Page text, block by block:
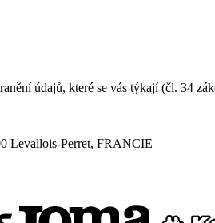
údajů, které se vás týkají (čl. 34
Levallois-Perret, FRANCIE